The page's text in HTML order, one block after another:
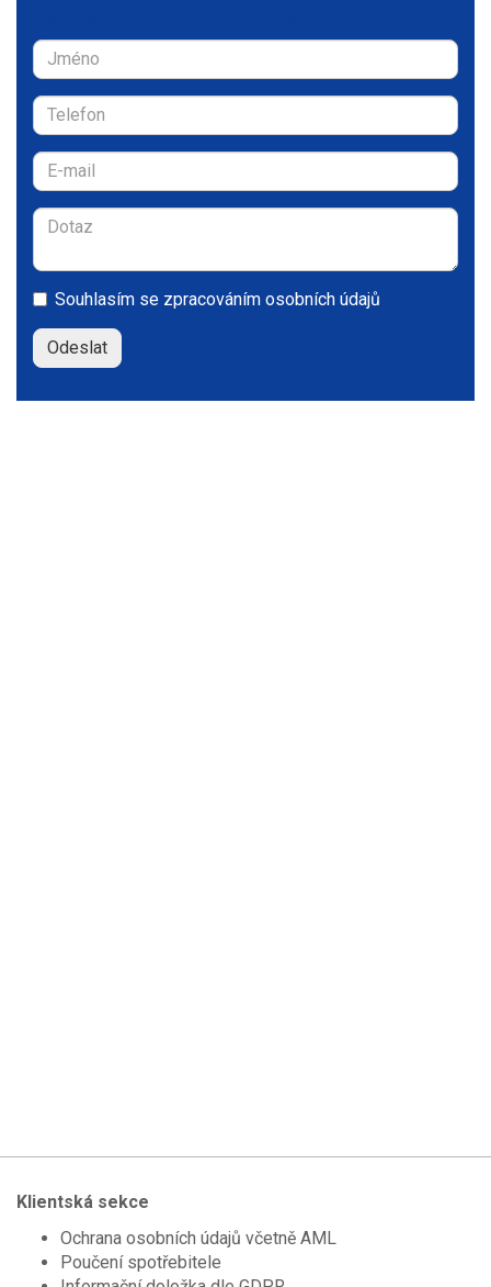
Souhlasím se zpracováním osobních údajů
Klientská sekce
Ochrana osobních údajů včetně AML
Poučení spotřebitele